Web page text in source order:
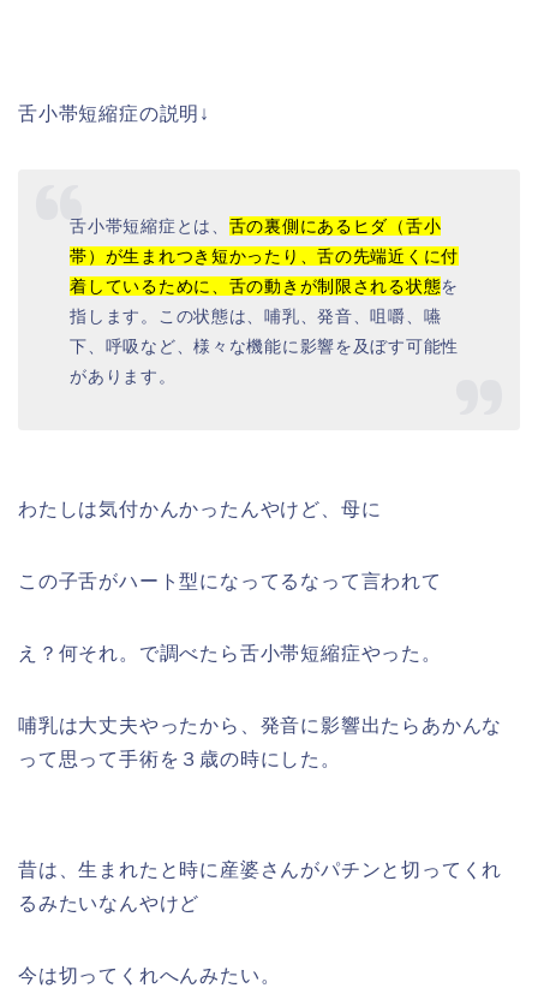
舌小帯短縮症の説明↓
舌小帯短縮症とは、 舌の裏側にあるヒダ（舌小
帯）が生まれつき短かったり、舌の先端近くに付
着しているために、舌の動きが制限される状態を
指します。この状態は、哺乳、発音、咀嚼、嚥
下、呼吸など、様々な機能に影響を及ぼす可能性
があります。
わたしは気付かんかったんやけど、母に
この子舌がハート型になってるなって言われて
え？何それ。で調べたら舌小帯短縮症やった。
哺乳は大丈夫やったから、発音に影響出たらあかんな
って思って手術を３歳の時にした。
昔は、生まれたと時に産婆さんがパチンと切ってくれ
るみたいなんやけど
今は切ってくれへんみたい。